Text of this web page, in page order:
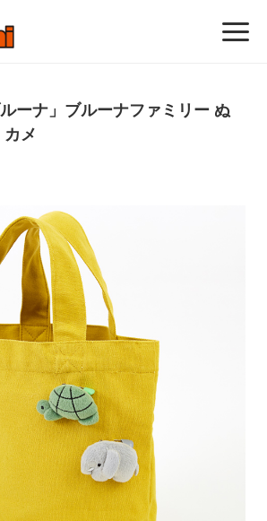
ルーナ」ブルーナファミリー ぬ
メ